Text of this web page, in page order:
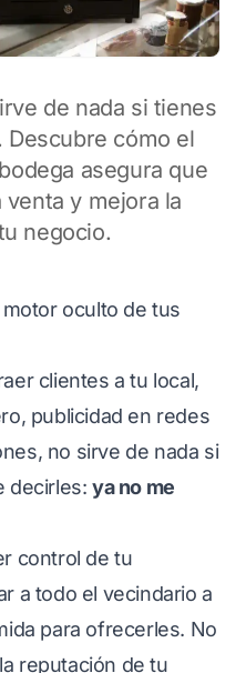
de nada si tienes
cómo el
asegura que
y mejora la
negocio.
motor oculto de tus
clientes a tu local,
publicidad en redes
no sirve de nada si
decirles:ya no me
control de tu
a todo el vecindario a
para ofrecerles. No
reputación de tu